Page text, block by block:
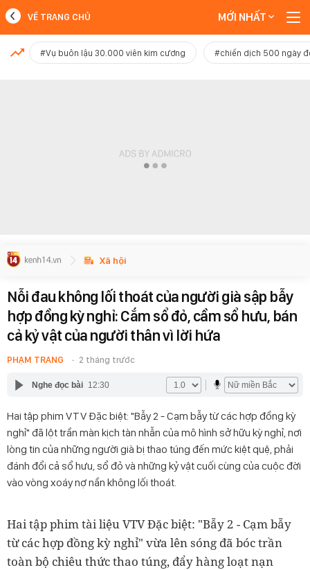
MỚI NHẤT
VỀ TRANG CHỦ MỚI NHẤT
#Vụ buôn lậu 30.000 viên kim cương #chiến dịch 500 ngày
Xã hội
Nỗi đau không lối thoát của người già sập bẫy
hợp đồng kỳ nghỉ: Cắm sổ đỏ, cầm sổ hưu, bán
cả kỷ vật của người thân vì lời hứa
PHẠM TRANG 2 tháng trước
Nghe đọc bài 12:30
Hai tập phim VTV Đặc biệt: "Bẫy 2 - Cạm bẫy từ các hợp đồng kỳ
nghỉ" đã lột trần màn kịch tàn nhẫn của mô hình sở hữu kỳ nghỉ, nơi
lòng tin của những người già bị thao túng đến mức kiệt quệ, phải
đánh đổi cả sổ hưu, sổ đỏ và những kỷ vật cuối cùng của cuộc đời
vào vòng xoáy nợ nần không lối thoát.
Hai tập phim tài liệu VTV Đặc biệt: "Bẫy 2 - Cạm bẫy
từ các hợp đồng kỳ nghỉ" vừa lên sóng đã bóc trần
toàn bộ chiêu thức thao túng, đẩy hàng loạt nạn